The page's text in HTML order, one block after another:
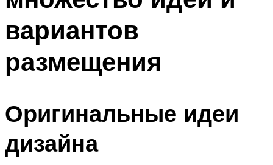
вариантов
размещения
Оригинальные идеи
дизайна